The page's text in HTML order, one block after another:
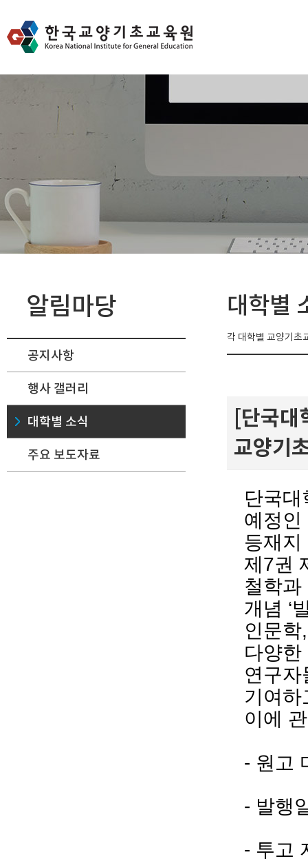
알림마당
공지사항
행사 갤러리
대학별 소식
주요 보도자료
대학별
각 대학별 교양기초
[단국
교양기
단국
예정인
등재지
제 7권
철학과
개념 ‘
인문학,
다양
연구
기여하
이에
- 원고
- 발행
- 투고